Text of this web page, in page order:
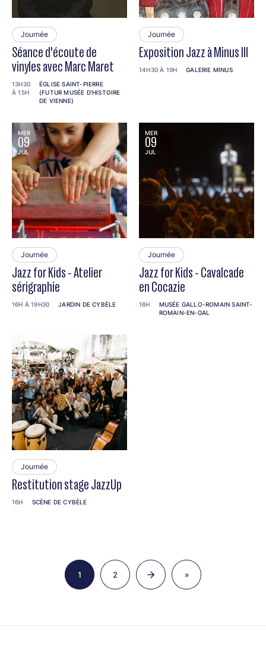
Journée
Séance d'écoute de
vinyles avec Marc Maret
13H30
À 15H
ÉGLISE SAINT-PIERRE
(FUTUR MUSÉE D'HISTOIRE
DE VIENNE)
Journée
Exposition Jazz à Minus III
14H30 À 19H GALERIE MINUS
MER
09
JUL
Journée
Jazz for Kids - Atelier
sérigraphie
16H À 19H30 JARDIN DE CYBÈLE
MER
09
JUL
Journée
Jazz for Kids - Cavalcade
en Cocazie
16H
MUSÉE GALLO-ROMAIN SAINT-
ROMAIN-EN-GAL
MER
09
JUL
Journée
Restitution stage JazzUp
16H SCÈNE DE CYBÈLE
Page
1 Page
2
Dernière
page
»